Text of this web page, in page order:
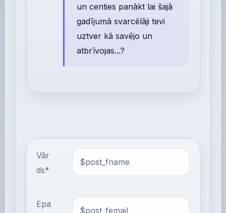
un centies panākt lai šajā
gadījumā svarcēlāji tevi
uztver kā savējo un
atbrīvojas...?
Vār
ds*
Epa